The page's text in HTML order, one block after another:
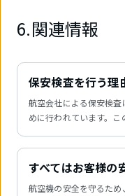
6.関連情報
保安検査を行う理
航空会社による保安検
めに行われています。
載しています。
すべてはお客様の
航空機の安全を守るた